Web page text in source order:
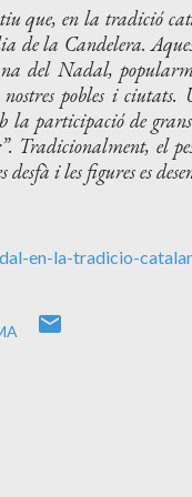
que, en la tradició
de la Candelera.
del Nadal,
pobles i ciutats.
la participació de
el
i les figures es
en-la-tradicio-